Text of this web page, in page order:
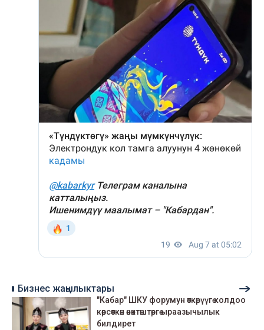
Бизнес жаңылыктары
"Кабар" ШКУ форумун өткөрүүгө колдоо
көрсөткөн өнөктөштөргө ыраазычылык
билдирет